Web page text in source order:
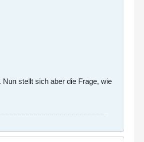
stellt sich aber die Frage, wie